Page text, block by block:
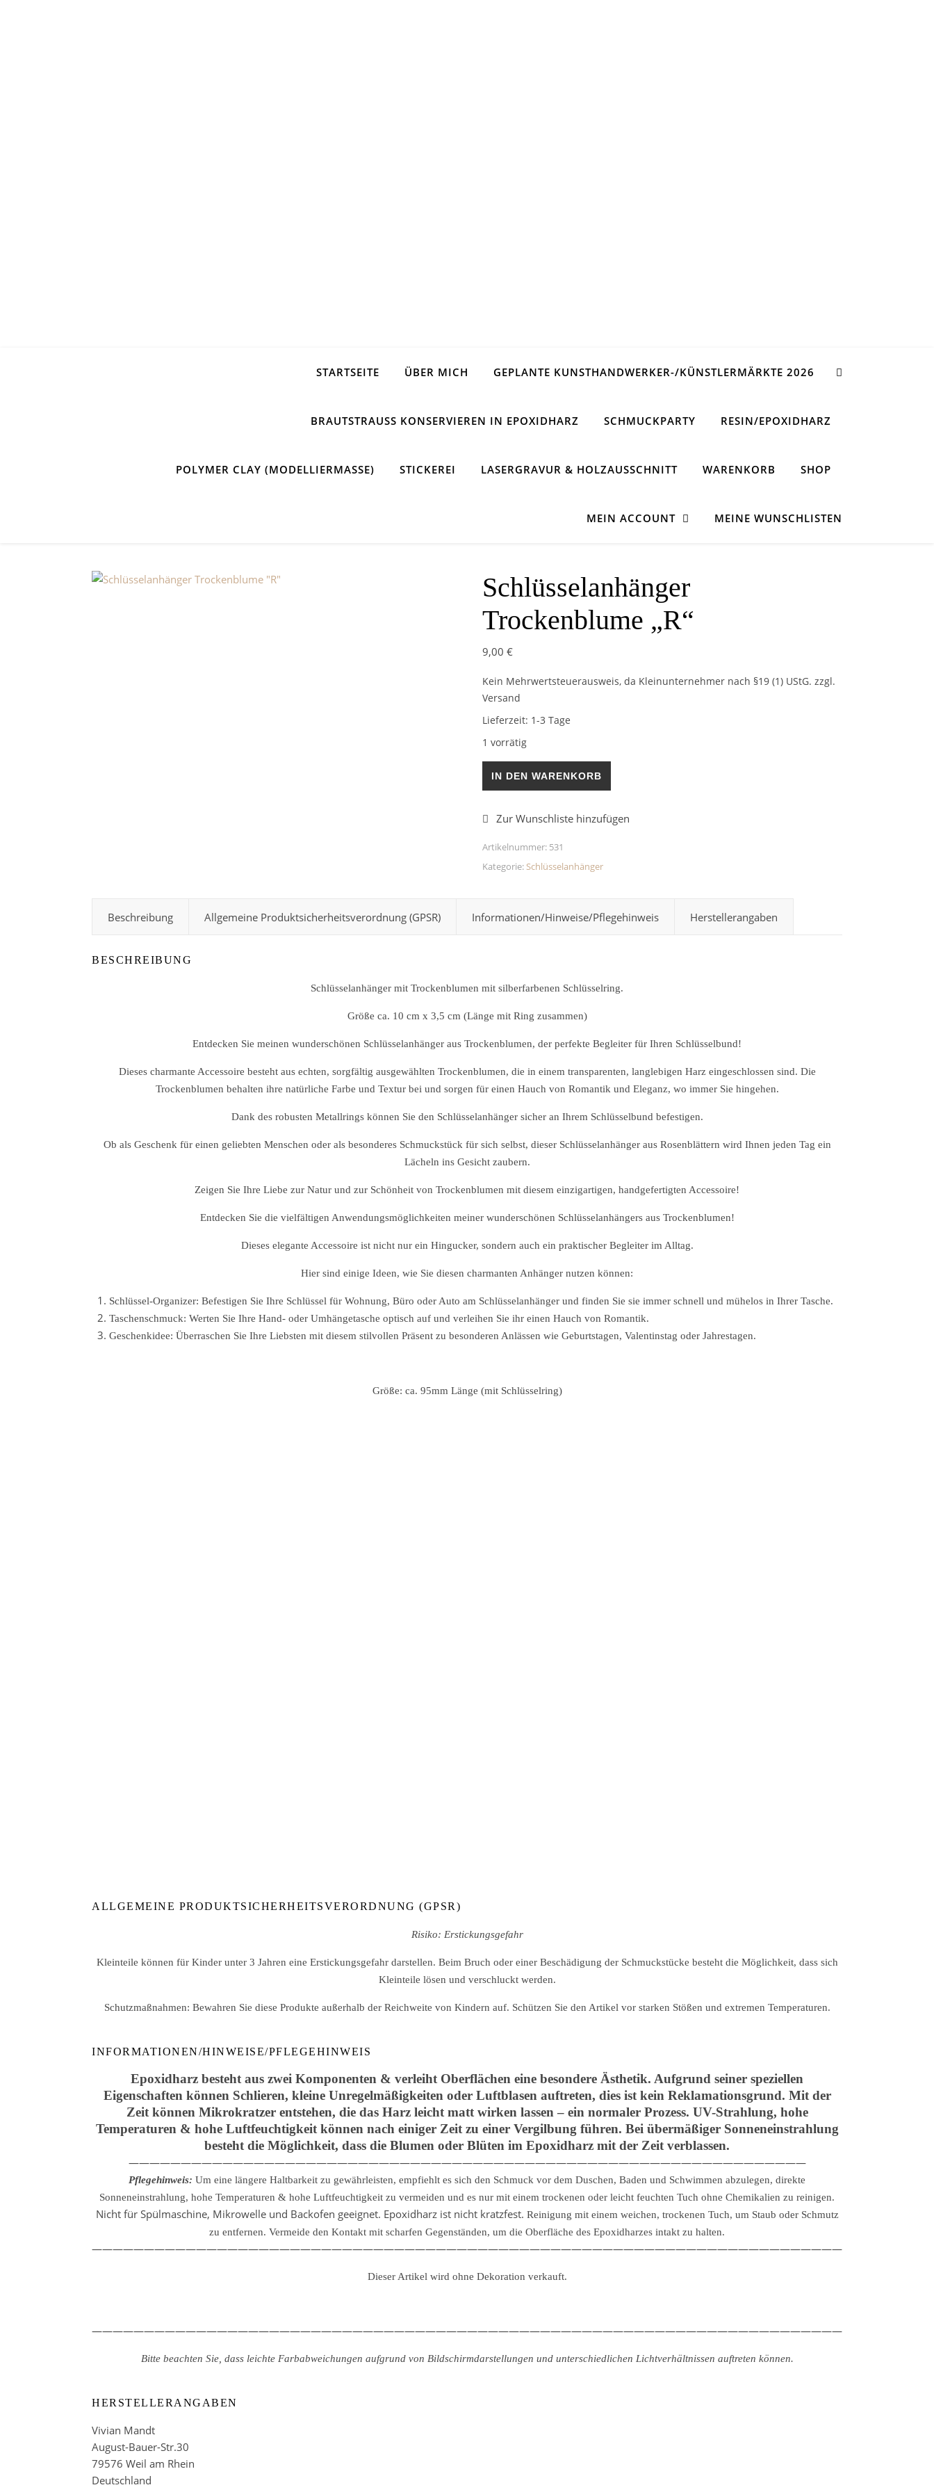
STARTSEITE ÜBER MICH GEPLANTE KUNSTHANDWERKER-/KÜNSTLERMÄRKTE 2026
BRAUTSTRAUSS KONSERVIEREN IN EPOXIDHARZ SCHMUCKPARTY RESIN/EPOXIDHARZ
POLYMER CLAY (MODELLIERMASSE) STICKEREI LASERGRAVUR & HOLZAUSSCHNITT WARENKORB SHOP
MEIN ACCOUNT MEINE WUNSCHLISTEN
Schlüsselanhänger
Trockenblume „R“
9,00 €
Kein Mehrwertsteuerausweis, da Kleinunternehmer nach §19 (1) UStG. zzgl.
Versand
Lieferzeit: 1-3 Tage
1 vorrätig
Schlüsselanhänger Trockenblume "R" Menge
IN DEN WARENKORB
Artikelnummer: 531
Kategorie: Schlüsselanhänger
Beschreibung Allgemeine Produktsicherheitsverordnung (GPSR) Informationen/Hinweise/Pflegehinweis Herstellerangaben
BESCHREIBUNG
Schlüsselanhänger mit Trockenblumen mit silberfarbenen Schlüsselring.
Größe ca. 10 cm x 3,5 cm (Länge mit Ring zusammen)
Entdecken Sie meinen wunderschönen Schlüsselanhänger aus Trockenblumen, der perfekte Begleiter für Ihren Schlüsselbund!
Dieses charmante Accessoire besteht aus echten, sorgfältig ausgewählten Trockenblumen, die in einem transparenten, langlebigen Harz eingeschlossen sind. Die
Trockenblumen behalten ihre natürliche Farbe und Textur bei und sorgen für einen Hauch von Romantik und Eleganz, wo immer Sie hingehen.
Dank des robusten Metallrings können Sie den Schlüsselanhänger sicher an Ihrem Schlüsselbund befestigen.
Ob als Geschenk für einen geliebten Menschen oder als besonderes Schmuckstück für sich selbst, dieser Schlüsselanhänger aus Rosenblättern wird Ihnen jeden Tag ein
Lächeln ins Gesicht zaubern.
Zeigen Sie Ihre Liebe zur Natur und zur Schönheit von Trockenblumen mit diesem einzigartigen, handgefertigten Accessoire!
Entdecken Sie die vielfältigen Anwendungsmöglichkeiten meiner wunderschönen Schlüsselanhängers aus Trockenblumen!
Dieses elegante Accessoire ist nicht nur ein Hingucker, sondern auch ein praktischer Begleiter im Alltag.
Hier sind einige Ideen, wie Sie diesen charmanten Anhänger nutzen können:
Schlüssel-Organizer: Befestigen Sie Ihre Schlüssel für Wohnung, Büro oder Auto am Schlüsselanhänger und finden Sie sie immer schnell und mühelos in Ihrer Tasche.
Taschenschmuck: Werten Sie Ihre Hand- oder Umhängetasche optisch auf und verleihen Sie ihr einen Hauch von Romantik.
Geschenkidee: Überraschen Sie Ihre Liebsten mit diesem stilvollen Präsent zu besonderen Anlässen wie Geburtstagen, Valentinstag oder Jahrestagen.
Größe: ca. 95mm Länge (mit Schlüsselring)
ALLGEMEINE PRODUKTSICHERHEITSVERORDNUNG (GPSR)
Risiko: Erstickungsgefahr
Kleinteile können für Kinder unter 3 Jahren eine Erstickungsgefahr darstellen. Beim Bruch oder einer Beschädigung der Schmuckstücke besteht die Möglichkeit, dass sich
Kleinteile lösen und verschluckt werden.
Schutzmaßnahmen: Bewahren Sie diese Produkte außerhalb der Reichweite von Kindern auf. Schützen Sie den Artikel vor starken Stößen und extremen Temperaturen.
INFORMATIONEN/HINWEISE/PFLEGEHINWEIS
Epoxidharz besteht aus zwei Komponenten & verleiht Oberflächen eine besondere Ästhetik. Aufgrund seiner speziellen
Eigenschaften können Schlieren, kleine Unregelmäßigkeiten oder Luftblasen auftreten, dies ist kein Reklamationsgrund. Mit der
Zeit können Mikrokratzer entstehen, die das Harz leicht matt wirken lassen – ein normaler Prozess. UV-Strahlung, hohe
Temperaturen & hohe Luftfeuchtigkeit können nach einiger Zeit zu einer Vergilbung führen. Bei übermäßiger Sonneneinstrahlung
besteht die Möglichkeit, dass die Blumen oder Blüten im Epoxidharz mit der Zeit verblassen.
—————————————————————————————————————————————————————————————————
Pflegehinweis: Um eine längere Haltbarkeit zu gewährleisten, empfiehlt es sich den Schmuck vor dem Duschen, Baden und Schwimmen abzulegen, direkte
Sonneneinstrahlung, hohe Temperaturen & hohe Luftfeuchtigkeit zu vermeiden und es nur mit einem trockenen oder leicht feuchten Tuch ohne Chemikalien zu reinigen.
Nicht für Spülmaschine, Mikrowelle und Backofen geeignet. Epoxidharz ist nicht kratzfest. Reinigung mit einem weichen, trockenen Tuch, um Staub oder Schmutz
zu entfernen. Vermeide den Kontakt mit scharfen Gegenständen, um die Oberfläche des Epoxidharzes intakt zu halten.
————————————————————————————————————————————————————————————————————————
Dieser Artikel wird ohne Dekoration verkauft.
————————————————————————————————————————————————————————————————————————
Bitte beachten Sie, dass leichte Farbabweichungen aufgrund von Bildschirmdarstellungen und unterschiedlichen Lichtverhältnissen auftreten können.
HERSTELLERANGABEN
Vivian Mandt
August-Bauer-Str.30
79576 Weil am Rhein
Deutschland